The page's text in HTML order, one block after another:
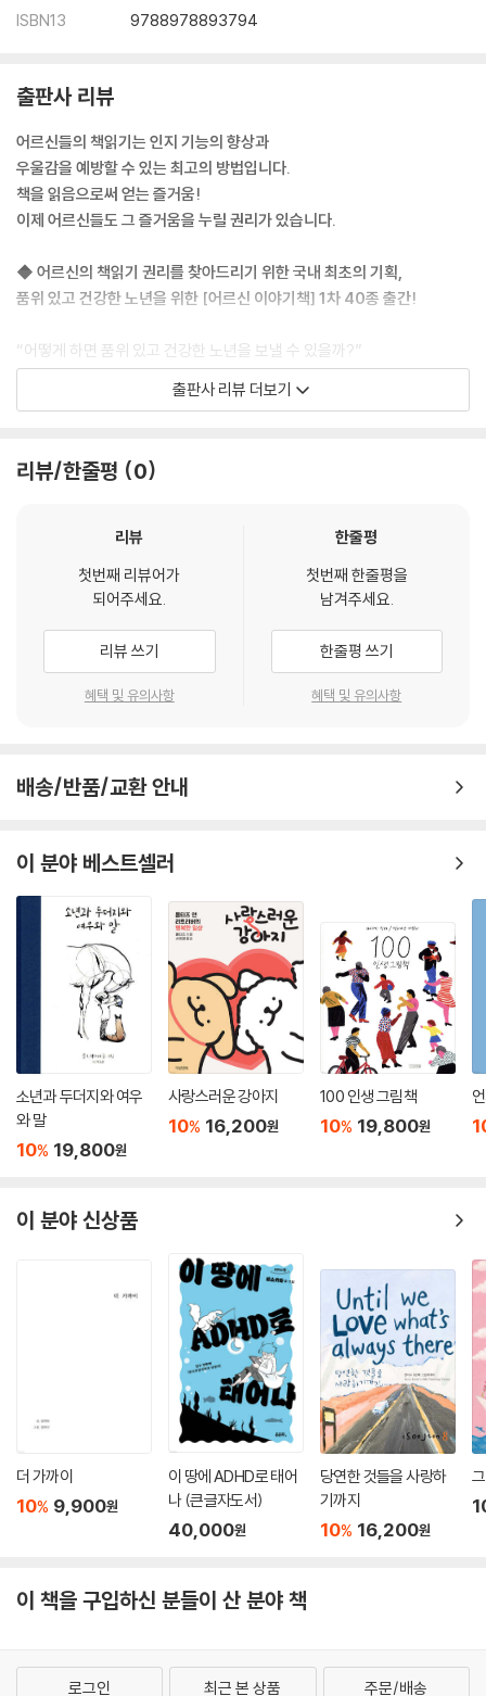
ISBN13
9788978893794
출판사 리뷰
어르신들의 책읽기는 인지 기능의 향상과
우울감을 예방할 수 있는 최고의 방법입니다.
책을 읽음으로써 얻는 즐거움!
이제 어르신들도 그 즐거움을 누릴 권리가 있습니다.
◆ 어르신의 책읽기 권리를 찾아드리기 위한 국내 최초의 기획,
품위 있고 건강한 노년을 위한 [어르신 이야기책] 1차 40종 출간!
“어떻게 하면 품위 있고 건강한 노년을 보낼 수 있을까?”
이에 전문가들은 어르신의 지적 활동을 적극 권장하고 있습니다. 한마디로
책읽기이지요. 하지만 현실은 어르신들께 어린이들이 보는 그림책을 권하
었습니다.
고 자격을 갖추는 것은 아닙니다. 건강한 기억인자가 활성화될 수 있는 소
할 격에 맞는 그림이 함께 어우러져야 합니다.
[어르신 이야기책]은 분당서울대학교병원 신경인지센터 책임자인 김상윤
박사의 자문을 받아 어르신들이 생생하게 기억하는 요소들을 이끌어내기
에 적합한 소재의 글로 선정했으며, 글의 소재들을 그림으로 표현해서 글
과 그림이 동시에 인지 기능을 자극할 수 있게 작업했습니다.
글은 우리나라를 대표하는 작가들의 작품에서 가려 뽑아냈으며, 그림은 그
[어르신 이야기책]은 네 종류로 이루어져 있습니다.
긴글(9종)은 글 읽기에 부담이 없는 분들을 위한 책, 중간글(8종)은 긴글
을 조금 지루하게 느끼시는 분들을 위한 책, 짧은글(11종)은 중간글보다
더 짧은 글을 읽고 싶어하시는 분들을 위한 책, 마지막으로 글 읽기가 힘든
분들을 위한 그림책(12종)에는 그림과 그림에 덧붙이는 한 줄을 실었습니
[어르신 이야기책]이 지닌 의미를 김상윤 교수의 ‘추천의 글’로 대신합니
다.
추천의 글
각에 의한 즐거움보다는 이차적인 사고와 인지에서 오는 즐거움이 더 오래
가고 깊은 울림을 줍니다.
인지와 사유에서 오는 즐거움을 얻을 수 있는 가장 쉽고 확실한 방법은 책
을 읽는 것입니다.
책을 읽고, 그 내용과 의미를 파악하고, 나만의 생각을 불러오고, 정리하여
남에게 이야기를 들려주는 모든 행동은 뇌에서 일어납니다. 뇌를 깨우고
훈련시키는 좋은 방법이지요. 이는 모든 연령층에 똑같이 해당됩니다. 단,
나이가 듦에 따라 시력이 약해지고 집중력은 떨어집니다. 하지만 어르신들
도 책을 읽음으로써 얻을 수 있는 즐거움에 대한 권리가 있습니다. 이제 어
르신들이 이러한 즐거움에 보다 적극적으로 다가가기 위한 책들이 지성사
에서 발간됩니다. 우리나라에서는 최초의 시도이고, 해외에서도 그 예를
찾기가 힘듭니다. 아무쪼록 어르신 독자들의 의견을 통해 더 좋은 책들을
제작하고 출간하기를 지켜보고 싶습니다.
야기책’의 발간에 대한 기대가 자못 큽니다.
분당서울대학교병원 신경인지행동센터 책임자/
출판사 리뷰 더보기
리뷰/한줄평 0
리뷰
첫번째 리뷰어가
되어주세요.
리뷰 쓰기
혜택 및 유의사항
한줄평
첫번째 한줄평을
남겨주세요.
한줄평 쓰기
혜택 및 유의사항
배송/반품/교환 안내
이 분야 베스트셀러
소년과 두더지와 여우
와 말
10% 19,800원
사랑스러운 강아지
10% 16,200원
100 인생 그림책
10% 19,800원
이 분야 신상품
더 가까이
10% 9,900원
이 땅에 ADHD로 태어
나 (큰글자도서)
40,000원
당연한 것들을 사랑하
기까지
10% 16,200원
이 책을 구입하신 분들이 산 분야 책
로그인 최근 본 상품 주문/배송